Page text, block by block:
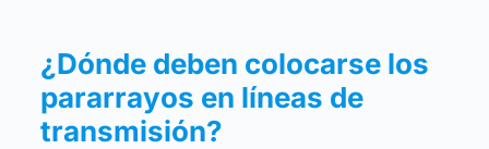
¿Dónde deben colocarse los
pararrayos en líneas de
transmisión?